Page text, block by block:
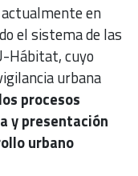
en
el sistema de las
Hábitat, cuyo
urbana
procesos
y presentación
urbano